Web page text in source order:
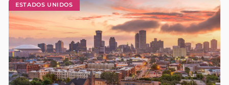
ESTADOS UNIDOS